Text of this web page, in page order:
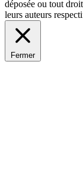
déposée ou tout
leurs auteurs
Fermer